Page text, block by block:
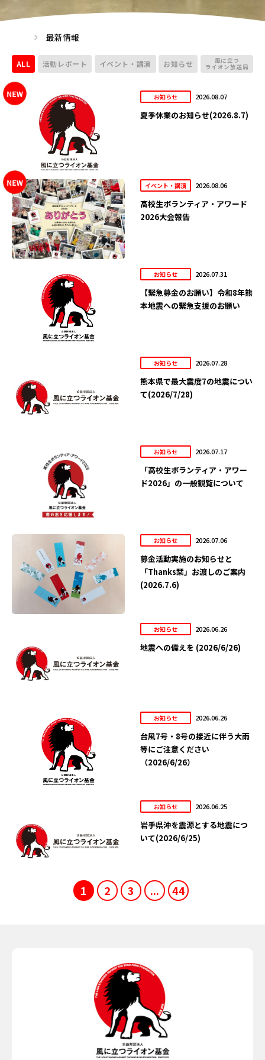
最新情報
ALL 活動レポート イベント・講演 お知らせ 風に立つ
ライオン放送局
お知らせ 2026.08.07
夏季休業のお知らせ(2026.8.7)
イベント・講演 2026.08.06
高校生ボランティア・アワード
2026大会報告
お知らせ 2026.07.31
【緊急募金のお願い】令和8年熊
本地震への緊急支援のお願い
お知らせ 2026.07.28
熊本県で最大震度7の地震につい
て(2026/7/28)
お知らせ 2026.07.17
「高校生ボランティア・アワー
ド2026」の一般観覧について
お知らせ 2026.07.06
募金活動実施のお知らせと
「Thanks栞」お渡しのご案内
(2026.7.6)
お知らせ 2026.06.26
地震への備えを (2026/6/26)
お知らせ 2026.06.26
台風7号・8号の接近に伴う大雨
等にご注意ください
（2026/6/26）
お知らせ 2026.06.25
岩手県沖を震源とする地震につ
いて(2026/6/25)
1 2 3 ... 44